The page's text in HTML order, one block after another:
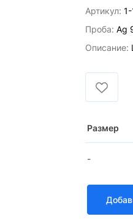
Артикул:
Проба: Ag
Описание:
Размер
-